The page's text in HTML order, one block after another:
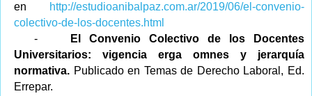
en
http://estudioanibalpaz.com.ar/2019/06/el-convenio-
colectivo-de-los-docentes.html
-
El Convenio Colectivo de los Docentes
Universitarios: vigencia erga omnes y jerarquía
normativa. Publicado en Temas de Derecho Laboral, Ed.
Errepar.